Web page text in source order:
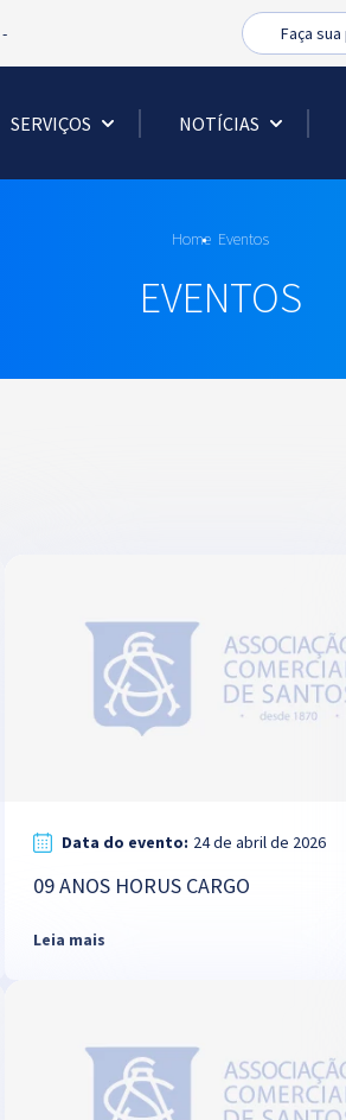
- Busca
SERVIÇOS NOTÍCIAS
Home Eventos
EVENTOS
Data do evento: 24 de abril de 2026
09 ANOS HORUS CARGO
Leia mais